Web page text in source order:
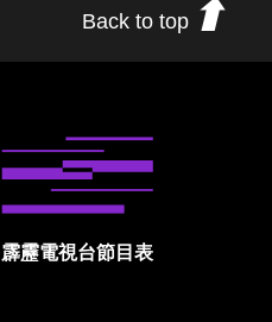
Back to top
霹靂電視台節目表